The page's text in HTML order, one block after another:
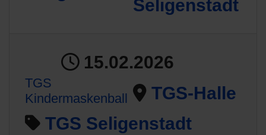
Seligenstadt
15.02.2026
TGS
Kindermaskenball
TGS-Halle
TGS Seligenstadt